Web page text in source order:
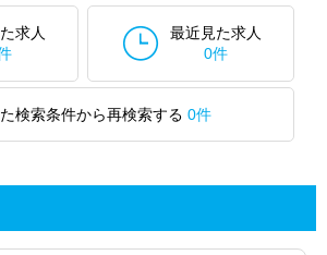
求人
最近見た求人
0件
検索条件から再検索する 0件